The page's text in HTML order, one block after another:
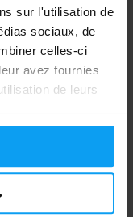
sur l'utilisation de
sociaux, de
celles-ci
avez fournies
de leurs